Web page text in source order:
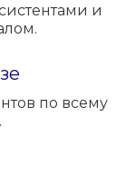
и
по всему